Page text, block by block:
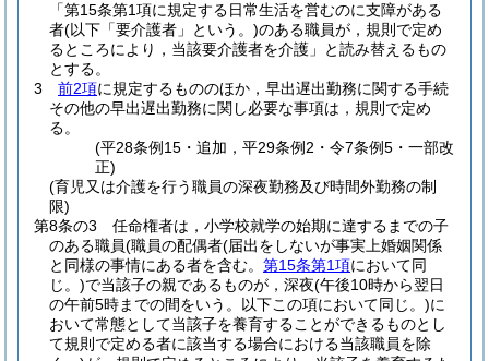
「第15条第1項に規定する日常生活を営むのに支障がある
者(以下「要介護者」という。)のある職員が，規則で定め
るところにより，当該要介護者を介護」と読み替えるもの
とする。
3
前2項に規定するもののほか，早出遅出勤務に関する手続
その他の早出遅出勤務に関し必要な事項は，規則で定め
る。
(平28条例15・追加，平29条例2・令7条例5・一部改
正)
(育児又は介護を行う職員の深夜勤務及び時間外勤務の制
限)
第8条の3
任命権者は，小学校就学の始期に達するまでの子
のある職員(職員の配偶者(届出をしないが事実上婚姻関係
と同様の事情にある者を含む。 第15条第1項において同
じ。)で当該子の親であるものが，深夜(午後10時から翌日
の午前5時までの間をいう。以下この項において同じ。)に
おいて常態として当該子を養育することができるものとし
て規則で定める者に該当する場合における当該職員を除